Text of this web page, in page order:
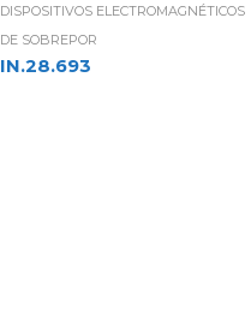
DISPOSITIVOS ELECTROMAGNÉTICOS
DE SOBREPOR
IN.28.693